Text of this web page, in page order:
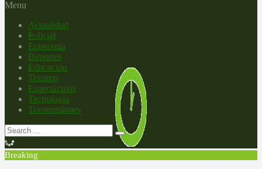
Menu
Actualidad
Policial
Economía
Deportes
Educación
Turismo
Espectáculos
Tecnología
Transmisiones
Breaking